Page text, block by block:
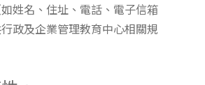
姓名、住址、電話、電子信箱
政及企業管理教育中心相關規